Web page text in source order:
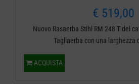
€ 519,00
Nuovo Rasaerba Stihl RM 248 T del
Tagliaerba con una larghezza
ACQUISTA